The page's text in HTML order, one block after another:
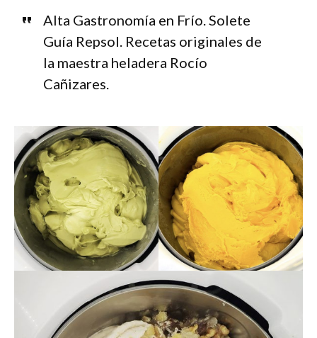
Alta Gastronomía en Frío. Solete
Guía Repsol. Recetas originales de
la maestra heladera Rocío
Cañizares.